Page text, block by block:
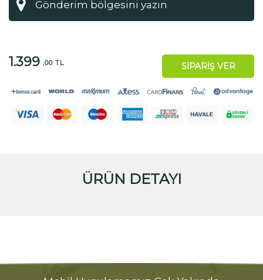
1.399 ,00 TL SİPARİŞ VER
ÜRÜN DETAYI